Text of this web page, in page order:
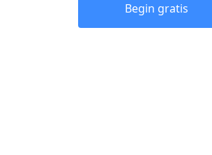
Begin gratis